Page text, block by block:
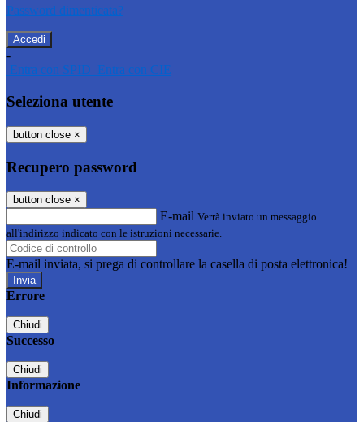
Password dimenticata?
-
Entra con SPID Entra con CIE
Seleziona utente
button close ×
Recupero password
button close ×
E-mail Verrà inviato un messaggio
all'indirizzo indicato con le istruzioni necessarie.
E-mail inviata, si prega di controllare la casella di posta elettronica!
Errore
Chiudi
Successo
Chiudi
Informazione
Chiudi